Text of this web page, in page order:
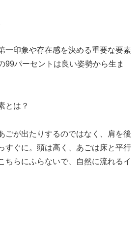
一印象や存在感を決める重要な要素
99パーセントは良い姿勢から生ま
とは？
ごが出たりするのではなく、肩を後
すぐに。頭は高く、あごは床と平行
ちらにふらないで、自然に流れるイ